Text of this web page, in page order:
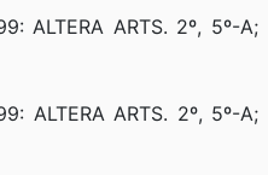
ALTERA ARTS. 2º, 5º-A;
ALTERA ARTS. 2º, 5º-A;